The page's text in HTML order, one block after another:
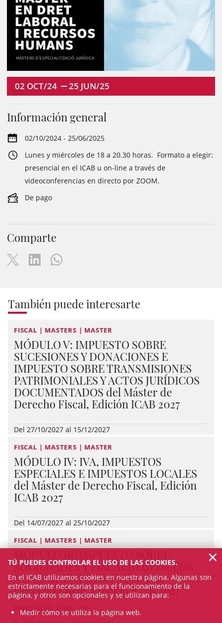
02 OCT/24 25 JUN/25
Información general
02/10/2024 - 25/06/2025
Lunes y miércoles de 18 a 20.30 horas. Formato a elegir:
presencial en el ICAB u on-line a través de
videoconferencias en directo por ZOOM.
De pago
Comparte
También puede interesarte
FISCAL | MASTERS | MASTER
MÓDULO V: IMPUESTO SOBRE
SUCESIONES Y DONACIONES E
IMPUESTO SOBRE TRANSMISIONES
PATRIMONIALES Y ACTOS JURÍDICOS
DOCUMENTADOS del Máster de
Derecho Fiscal, Edición ICAB 2027
Del 27/10/2027 al 15/12/2027
FISCAL | MASTERS | MASTER
MÓDULO IV: IVA, IMPUESTOS
ESPECIALES E IMPUESTOS LOCALES
del Máster de Derecho Fiscal, Edición
ICAB 2027
Del 14/07/2027 al 25/10/2027
FISCAL | MASTERS | MASTER
SOCIEDADES Y FISCALIDAD DE LOS
NO RESIDENTES del Máster de
Derecho Fiscal, Edición ICAB 2027
PRESENCIAL Y ON-LINE
TÚ PUEDES CONTROLAR EL USO DE LAS COOKIES.
En el ICAB utilizamos cookies en nuestra página. Algunas son
estrictamente necesarias para el funcionamiento de la
página, y otros son opcionales y se utilizan para:
Medir cómo se utiliza la página web.
×